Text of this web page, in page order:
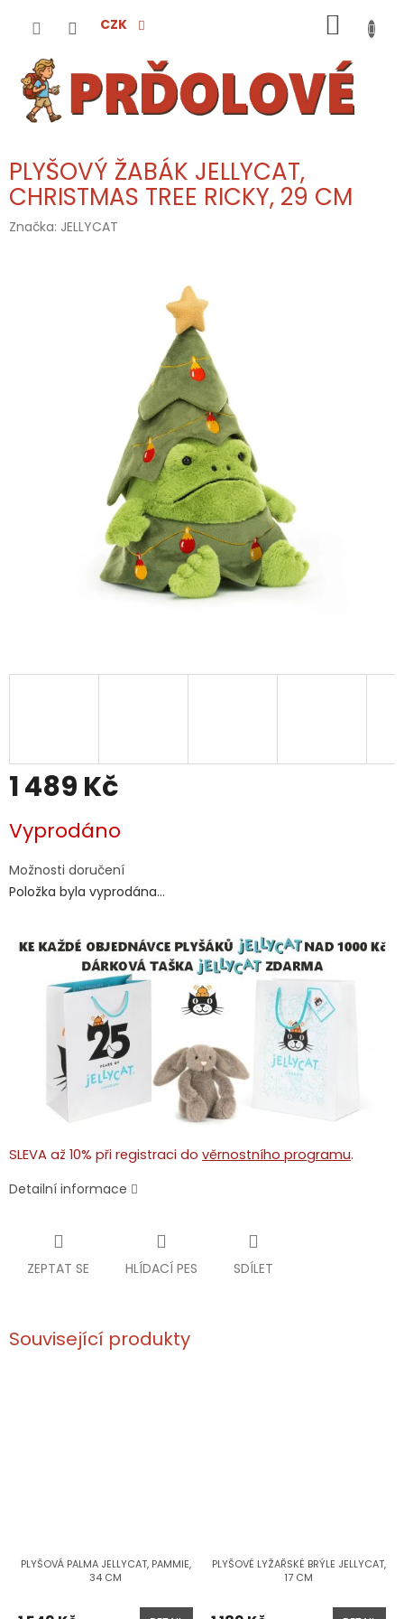
CZK
KOŠÍK
PLYŠOVÝ ŽABÁK JELLYCAT,
CHRISTMAS TREE RICKY, 29 CM
Značka: JELLYCAT
1 489 Kč
cena:
Vyprodáno
Možnosti doručení
Položka byla vyprodána…
SLEVA až 10% při registraci do věrnostního programu.
Detailní informace
ZEPTAT SE HLÍDACÍ PES SDÍLET
Související produkty
PLYŠOVÁ PALMA JELLYCAT, PAMMIE,
34 CM
PLYŠOVÉ LYŽAŘSKÉ BRÝLE JELLYCAT,
17 CM